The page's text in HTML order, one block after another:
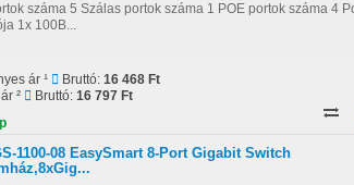
száma 5 Szálas portok száma 1 POE portok száma 4
1x 100B...
ár ¹ Bruttó: 16 468 Ft
²
Bruttó: 16 797 Ft
1100-08 EasySmart 8-Port Gigabit Switch